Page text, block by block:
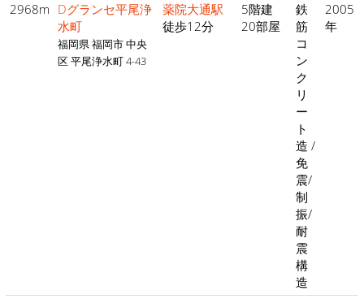
2968m Dグランセ平尾浄
水町
福岡県 福岡市 中央
区 平尾浄水町 4-43
薬院大通駅
徒歩12分
5階建
20部屋
鉄
筋
コ
ン
ク
リ
ー
ト
造 /
免
震/
制
振/
耐
震
構
造
2005
年